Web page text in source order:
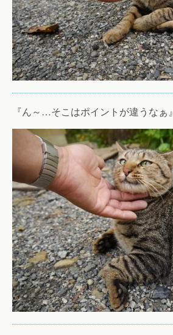
『ん～…そこはポイントが違うなぁ』